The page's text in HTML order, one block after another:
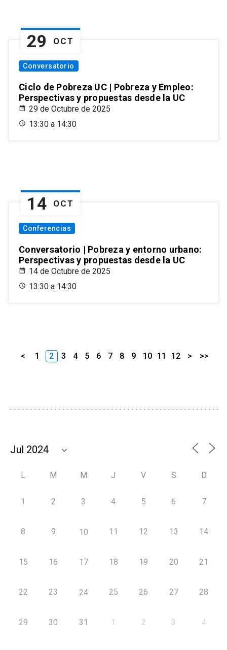
29 OCT
Conversatorio
Ciclo de Pobreza UC | Pobreza y Empleo:
Perspectivas y propuestas desde la UC
29 de Octubre de 2025
13:30 a 14:30
14 OCT
Conferencias
Conversatorio | Pobreza y entorno urbano:
Perspectivas y propuestas desde la UC
14 de Octubre de 2025
13:30 a 14:30
< 1 2 3 4 5 6 7 8 9 10 11 12 > >>
L M M J V S D
1 2 3 4 5 6 7
8 9 10 11 12 13 14
15 16 17 18 19 20 21
22 23 24 25 26 27 28
29 30 31 1 2 3 4